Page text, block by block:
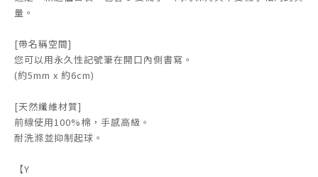
量。
[帶名稱空間]
您可以用永久性記號筆在開口內側書寫。
(約5mm x 約6cm)
[天然纖維材質]
前線使用100%棉，手感高級。
耐洗滌並抑制起球。
【Y